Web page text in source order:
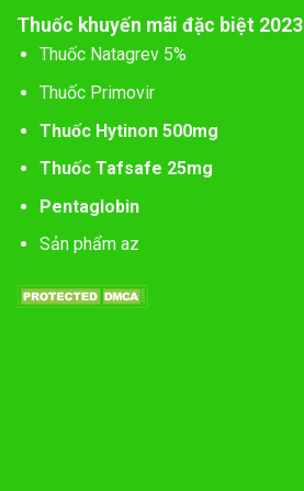
Thuốc khuyến mãi đặc biệt 2023
Thuốc Natagrev 5%
Thuốc Primovir
Thuốc Hytinon 500mg
Thuốc Tafsafe 25mg
Pentaglobin
Sản phẩm az